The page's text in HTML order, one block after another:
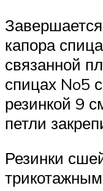
капора
связанной
спицах No5
резинкой 9
петли
Резинки